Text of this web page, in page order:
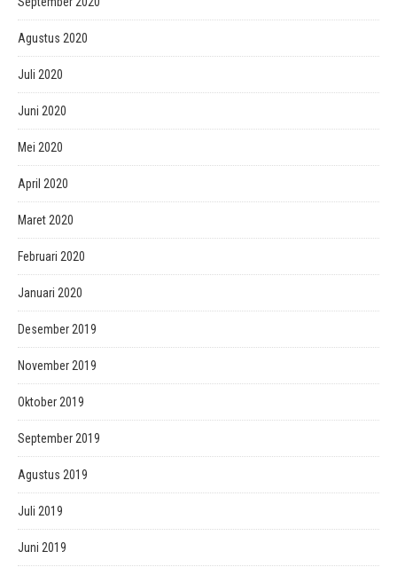
Agustus 2020
Juli 2020
Juni 2020
Mei 2020
April 2020
Maret 2020
Februari 2020
Januari 2020
Desember 2019
November 2019
Oktober 2019
September 2019
Agustus 2019
Juli 2019
Juni 2019